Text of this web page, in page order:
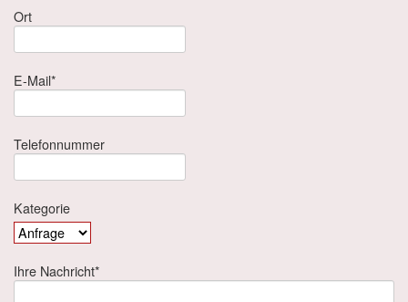
Ort
E-Mail*
Telefonnummer
Kategorie
Ihre Nachricht*